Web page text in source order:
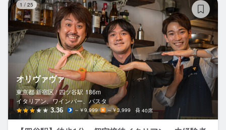
1 / 25
オリヴァヴァ
東京都 新宿区 / 四ツ谷駅 186m
イタリアン、ワインバー、パスタ
3.36 ～￥9,999 ～￥3,999 40席